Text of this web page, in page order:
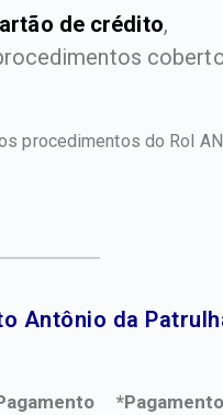
de crédito,
procedimentos do Rol
Antônio da